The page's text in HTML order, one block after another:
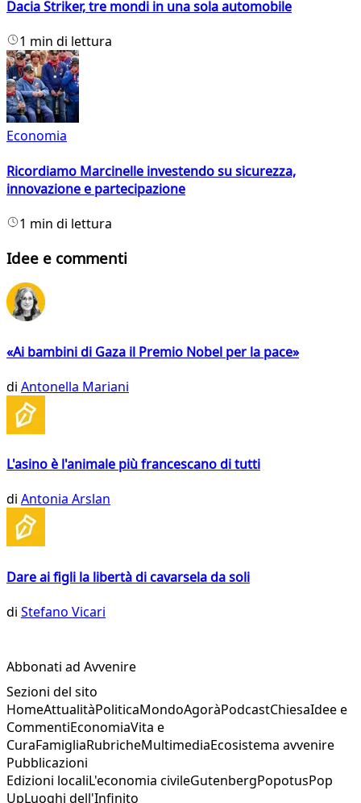
Dacia Striker, tre mondi in una sola automobile
1 min di lettura
Economia
Ricordiamo Marcinelle investendo su sicurezza,
innovazione e partecipazione
1 min di lettura
Idee e commenti
«Ai bambini di Gaza il Premio Nobel per la pace»
di Antonella Mariani
L'asino è l'animale più francescano di tutti
di Antonia Arslan
Dare ai figli la libertà di cavarsela da soli
di Stefano Vicari
Abbonati ad Avvenire
Sezioni del sito
HomeAttualitàPoliticaMondoAgoràPodcastChiesaIdee e
CommentiEconomiaVita e
CuraFamigliaRubricheMultimediaEcosistema avvenire
Pubblicazioni
Edizioni localiL'economia civileGutenbergPopotusPop
UpLuoghi dell'Infinito